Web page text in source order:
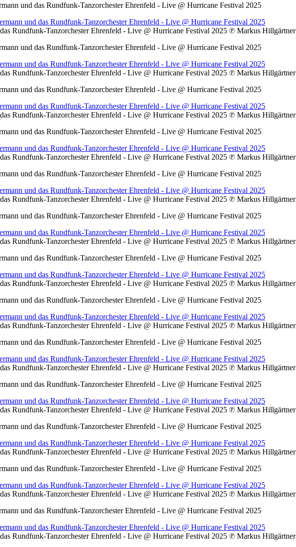
und das Rundfunk-Tanzorchester Ehrenfeld - Live @ Hurricane Festival 2025
Rundfunk-Tanzorchester Ehrenfeld - Live @ Hurricane Festival 2025 ℗ Markus Hillgärtner
und das Rundfunk-Tanzorchester Ehrenfeld - Live @ Hurricane Festival 2025
Rundfunk-Tanzorchester Ehrenfeld - Live @ Hurricane Festival 2025 ℗ Markus Hillgärtner
und das Rundfunk-Tanzorchester Ehrenfeld - Live @ Hurricane Festival 2025
Rundfunk-Tanzorchester Ehrenfeld - Live @ Hurricane Festival 2025 ℗ Markus Hillgärtner
und das Rundfunk-Tanzorchester Ehrenfeld - Live @ Hurricane Festival 2025
Rundfunk-Tanzorchester Ehrenfeld - Live @ Hurricane Festival 2025 ℗ Markus Hillgärtner
und das Rundfunk-Tanzorchester Ehrenfeld - Live @ Hurricane Festival 2025
Rundfunk-Tanzorchester Ehrenfeld - Live @ Hurricane Festival 2025 ℗ Markus Hillgärtner
und das Rundfunk-Tanzorchester Ehrenfeld - Live @ Hurricane Festival 2025
Rundfunk-Tanzorchester Ehrenfeld - Live @ Hurricane Festival 2025 ℗ Markus Hillgärtner
und das Rundfunk-Tanzorchester Ehrenfeld - Live @ Hurricane Festival 2025
Rundfunk-Tanzorchester Ehrenfeld - Live @ Hurricane Festival 2025 ℗ Markus Hillgärtner
und das Rundfunk-Tanzorchester Ehrenfeld - Live @ Hurricane Festival 2025
Rundfunk-Tanzorchester Ehrenfeld - Live @ Hurricane Festival 2025 ℗ Markus Hillgärtner
und das Rundfunk-Tanzorchester Ehrenfeld - Live @ Hurricane Festival 2025
Rundfunk-Tanzorchester Ehrenfeld - Live @ Hurricane Festival 2025 ℗ Markus Hillgärtner
und das Rundfunk-Tanzorchester Ehrenfeld - Live @ Hurricane Festival 2025
Rundfunk-Tanzorchester Ehrenfeld - Live @ Hurricane Festival 2025 ℗ Markus Hillgärtner
und das Rundfunk-Tanzorchester Ehrenfeld - Live @ Hurricane Festival 2025
Rundfunk-Tanzorchester Ehrenfeld - Live @ Hurricane Festival 2025 ℗ Markus Hillgärtner
und das Rundfunk-Tanzorchester Ehrenfeld - Live @ Hurricane Festival 2025
Rundfunk-Tanzorchester Ehrenfeld - Live @ Hurricane Festival 2025 ℗ Markus Hillgärtner
und das Rundfunk-Tanzorchester Ehrenfeld - Live @ Hurricane Festival 2025
Rundfunk-Tanzorchester Ehrenfeld - Live @ Hurricane Festival 2025 ℗ Markus Hillgärtner